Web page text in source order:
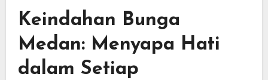
Keindahan Bunga
Medan: Menyapa Hati
dalam Setiap